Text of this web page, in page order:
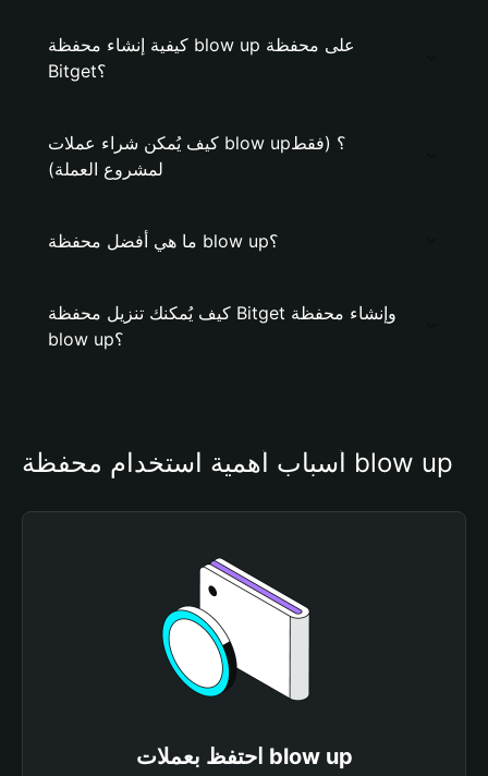
كيفية إنشاء محفظة blow up على محفظة
Bitget؟
كيف يُمكن شراء عملات blow up؟ (فقط
لمشروع العملة)
ما هي أفضل محفظة blow up؟
كيف يُمكنك تنزيل محفظة Bitget وإنشاء محفظة
blow up؟
أسباب أهمية استخدام محفظة blow up
احتفظ بعملات blow up